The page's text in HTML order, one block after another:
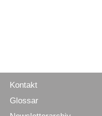
Kontakt
Glossar